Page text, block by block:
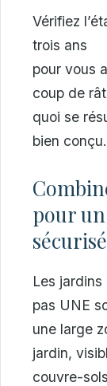
Vérifiez
trois ans
pour vous
coup de
quoi se
bien conçu.
pour
sécurisé
Les
pas UNE
une large
jardin,
couvre-